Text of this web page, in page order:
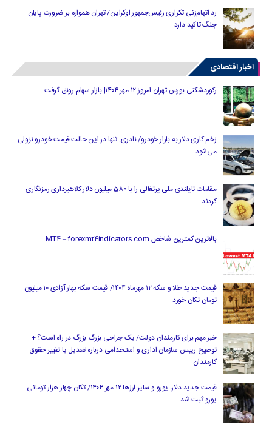
رد اتهام‌زنی تکراری رئیس‌جمهور اوکراین/ تهران همواره بر ضرورت پایان
جنگ تاکید دارد
اخبار اقتصادی
رکوردشکنی بورس تهران امروز ۱۲ مهر ۱۴۰۴| بازار سهام رونق گرفت
زخم کاری دلار به بازار خودرو/ نادری: تنها در این حالت قیمت خودرو نزولی
می‌شود
مقامات تایلندی ملی پرتغالی را با 580 میلیون دلار کلاهبرداری رمزنگاری
کردند
بالاترین کمترین شاخص MT4 – forexmt4indicators.com
قیمت جدید طلا و سکه ۱۲ مهرماه ۱۴۰۴/ قیمت سکه بهار آزادی ۱۰ میلیون
تومان تکان خورد
خبر مهم برای کارمندان دولت/ یک جراحی بزرگ بزرگ در راه است؟ +
توضیح رییس سازمان اداری و استخدامی درباره تعدیل یا تغییر حقوق
کارمندان
قیمت جدید دلار، یورو و سایر ارزها ۱۲ مهر ۱۴۰۴/ تکان چهار هزار تومانی
یورو ثبت شد